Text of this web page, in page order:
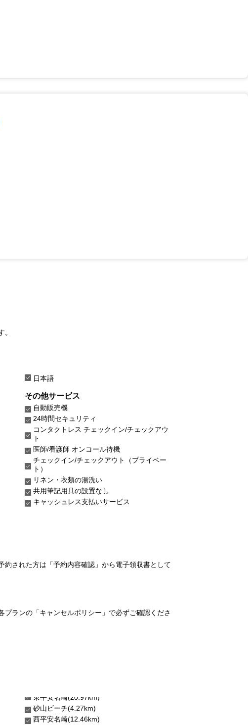
日本語
その他サービス
自動販売機
24時間セキュリティ
コンタクトレス チェックイン/チェックアウ
ト
医師/看護師 オンコール待機
チェックイン/チェックアウト（プライベー
ト）
リネン・衣類の湯洗い
共用筆記用具の設置なし
キャッシュレス支払いサービス
された方は「予約内容確認」から電子領収書として
ランの「キャンセルポリシー」で必ずご確認くださ
砂山ビーチ(4.27km)
西平安名崎(12.46km)